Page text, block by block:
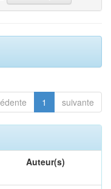
1 suivante
Auteur(s)